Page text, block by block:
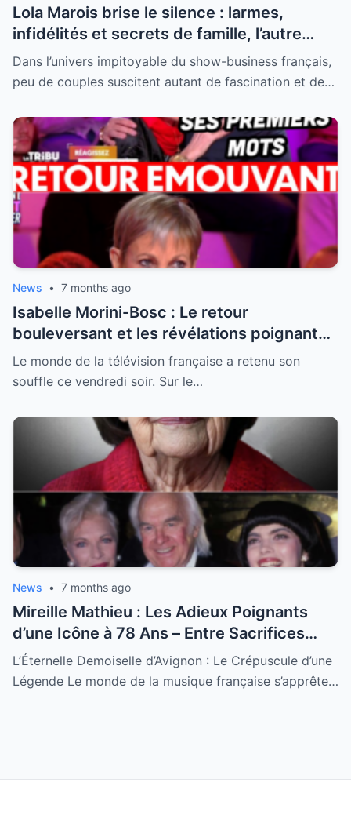
Lola Marois brise le silence : larmes,
infidélités et secrets de famille, l’autre
visage de Jean-Marie Bigard enfin dévoilé
Dans l’univers impitoyable du show-business français,
peu de couples suscitent autant de fascination et de…
News • 7 months ago
Isabelle Morini-Bosc : Le retour
bouleversant et les révélations poignantes
après la perte de son mari
Le monde de la télévision française a retenu son
souffle ce vendredi soir. Sur le…
News • 7 months ago
Mireille Mathieu : Les Adieux Poignants
d’une Icône à 78 Ans – Entre Sacrifices
Amoureux et Destin Royal
L’Éternelle Demoiselle d’Avignon : Le Crépuscule d’une
Légende Le monde de la musique française s’apprête…